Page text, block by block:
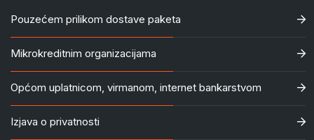
Pouzećem prilikom dostave paketa
Mikrokreditnim organizacijama
Općom uplatnicom, virmanom, internet bankarstvom
Izjava o privatnosti